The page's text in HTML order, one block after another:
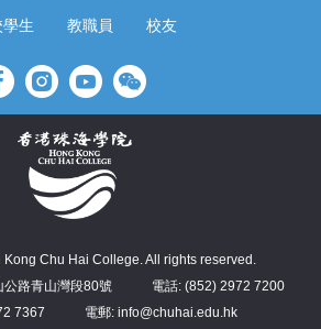
生 教職員 校友
Chu Hai College. All rights reserved.
公路青山灣段80號
電話: (852) 2972 7200
7367
電郵: info@chuhai.edu.hk